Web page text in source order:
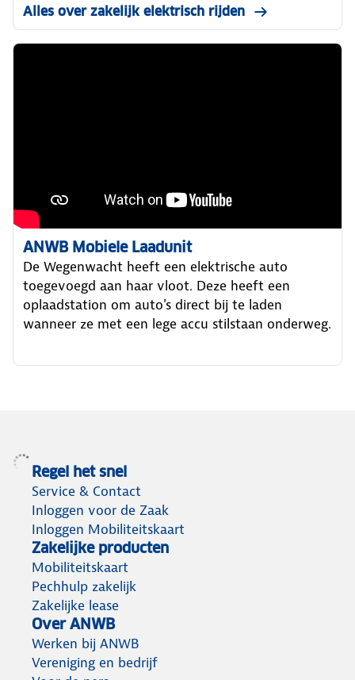
Alles over zakelijk elektrisch rijden
ANWB Mobiele Laadunit
De Wegenwacht heeft een elektrische auto
toegevoegd aan haar vloot. Deze heeft een
oplaadstation om auto's direct bij te laden
wanneer ze met een lege accu stilstaan onderweg.
Regel het snel
Service & Contact
Inloggen voor de Zaak
Inloggen Mobiliteitskaart
Zakelijke producten
Mobiliteitskaart
Pechhulp zakelijk
Zakelijke lease
Over ANWB
Werken bij ANWB
Vereniging en bedrijf